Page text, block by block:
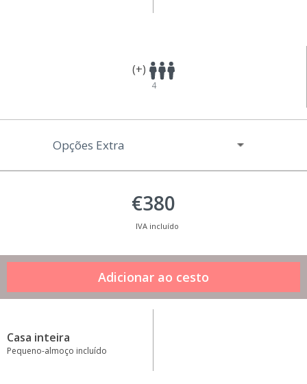
(+)
4
Opções Extra
€380
IVA incluído
Casa inteira
Pequeno-almoço incluído